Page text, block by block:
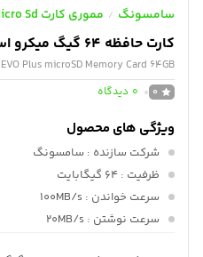
سامسونگ / مموری کارت Micro Sd
کارت حافظه 64 گیگ میکرو اس دی سامسونگ EVO Plus
EVO Plus microSD Memory Card 64GB
0
0 دیدگاه
ویژگی های محصول
شرکت سازنده : سامسونگ
ظرفیت : 64 گیگابایت
سرعت خواندن : 100MB/s
سرعت نوشتن : 20MB/s